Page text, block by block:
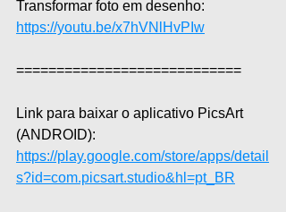
Transformar foto em desenho:
https://youtu.be/x7hVNlHvPIw
============================
Link para baixar o aplicativo PicsArt
(ANDROID):
https://play.google.com/store/apps/detail
s?id=com.picsart.studio&hl=pt_BR